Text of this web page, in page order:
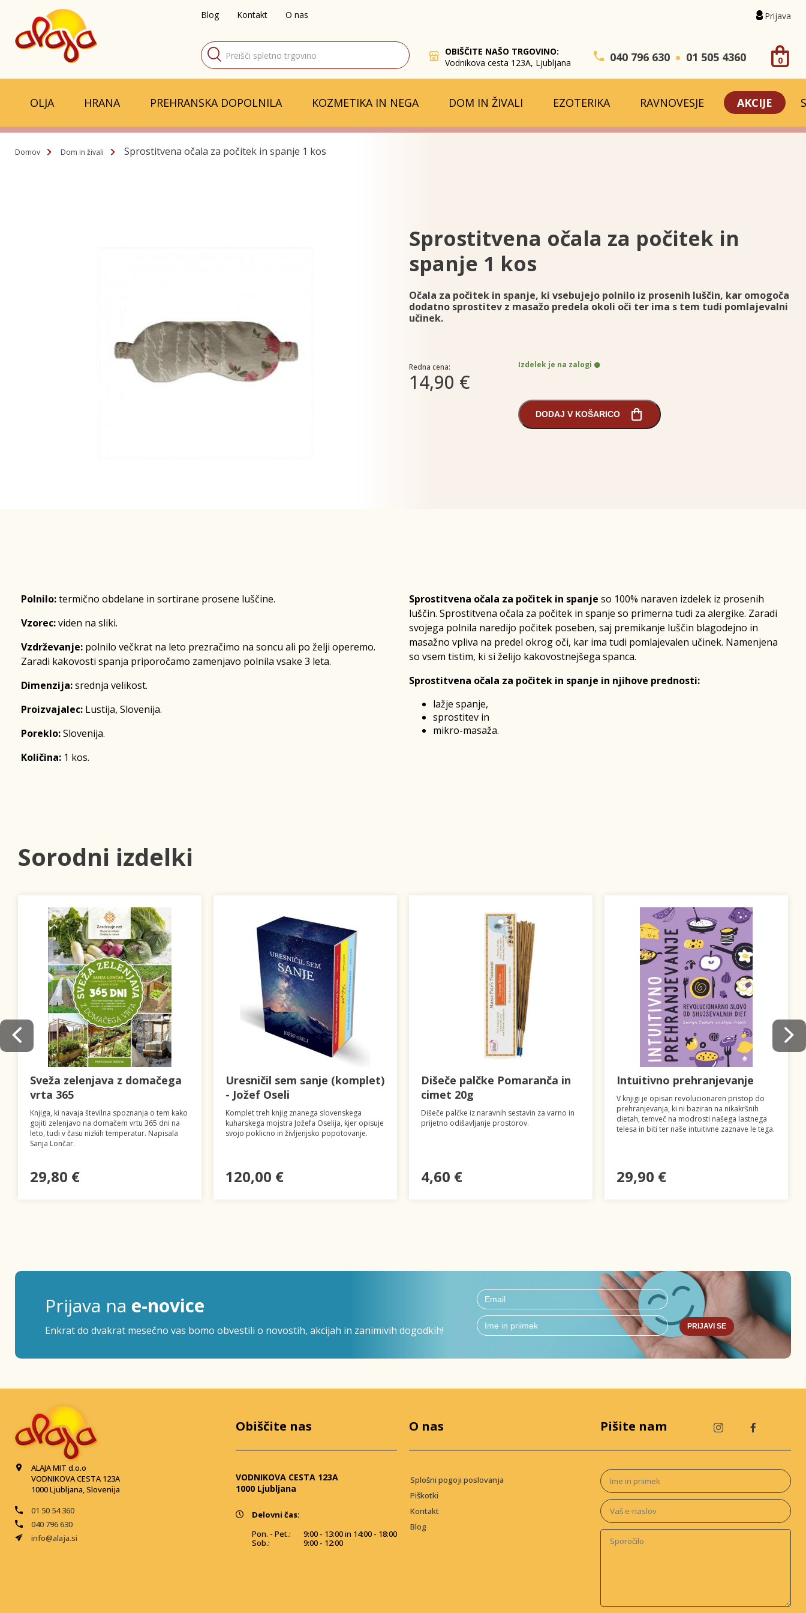
Blog Kontakt O nas
Products
search
OBIŠČITE NAŠO TRGOVINO:
Vodnikova cesta 123A, Ljubljana
040 796 630 01 505 4360 0
Prijava
OLJA HRANA PREHRANSKA DOPOLNILA KOZMETIKA IN NEGA DOM IN ŽIVALI EZOTERIKA RAVNOVESJE AKCIJE
Domov Dom in živali Sprostitvena očala za počitek in spanje 1 kos
Sprostitvena očala za počitek in
spanje 1 kos
Očala za počitek in spanje, ki vsebujejo polnilo iz prosenih luščin, kar omogoča
dodatno sprostitev z masažo predela okoli oči ter ima s tem tudi pomlajevalni
učinek.
Redna cena:
14,90 €
Izdelek je na zalogi
DODAJ V KOŠARICO
Polnilo:termično obdelane in sortirane prosene luščine.
Vzorec:viden na sliki.
Vzdrževanje: polnilo večkrat na leto prezračimo na soncu ali po želji operemo.
Zaradi kakovosti spanja priporočamo zamenjavo polnila vsake 3 leta.
Dimenzija:srednja velikost.
Proizvajalec: Lustija, Slovenija.
Poreklo:Slovenija.
Količina: 1 kos.
Sprostitvena očala za počitek in spanje so 100% naraven izdelek iz prosenih
luščin. Sprostitvena očala za počitek in spanje so primerna tudi za alergike. Zaradi
svojega polnila naredijo počitek poseben, saj premikanje luščin blagodejno in
masažno vpliva na predel okrog oči, kar ima tudi pomlajevalen učinek. Namenjena
so vsem tistim, ki si želijo kakovostnejšega spanca.
Sprostitvena očala za počitek in spanje in njihove prednosti:
lažje spanje,
sprostitev in
mikro-masaža.
Sorodni izdelki
Sveža zelenjava z domačega
vrta 365
Knjiga, ki navaja številna spoznanja o tem kako
gojiti zelenjavo na domačem vrtu 365 dni na
leto, tudi v času nizkih temperatur. Napisala
Sanja Lončar.
29,80 €
Uresničil sem sanje (komplet)
- Jožef Oseli
Komplet treh knjig znanega slovenskega
kuharskega mojstra Jožefa Oselija, kjer opisuje
svojo poklicno in življenjsko popotovanje.
120,00 €
Dišeče palčke Pomaranča in
cimet 20g
Dišeče palčke iz naravnih sestavin za varno in
prijetno odišavljanje prostorov.
4,60 €
Intuitivno prehranjevanje
V knjigi je opisan revolucionaren pristop do
prehranjevanja, ki ni baziran na nikakršnih
dietah, temveč na modrosti našega lastnega
telesa in biti ter naše intuitivne zaznave le tega.
29,90 €
Prijava na e-novice
Enkrat do dvakrat mesečno vas bomo obvestili o novostih, akcijah in zanimivih dogodkih! PRIJAVI SE
ALAJA MIT d.o.o
VODNIKOVA CESTA 123A
1000 Ljubljana, Slovenija
01 50 54 360
040 796 630
info@alaja.si
Obiščite nas
VODNIKOVA CESTA 123A
1000 Ljubljana
Delovni čas:
Pon. - Pet.:
Sob.:
9:00 - 13:00 in 14:00 - 18:00
9:00 - 12:00
O nas
Splošni pogoji poslovanja
Piškotki
Kontakt
Blog
Pišite nam